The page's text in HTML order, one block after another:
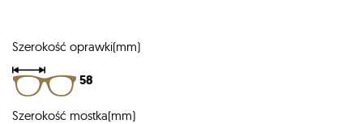
Szerokość oprawki(mm)
58
Szerokość mostka(mm)